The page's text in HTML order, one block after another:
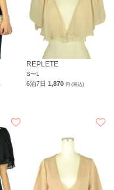
REPLETE
S〜L
6泊7日1,870円 (税込)